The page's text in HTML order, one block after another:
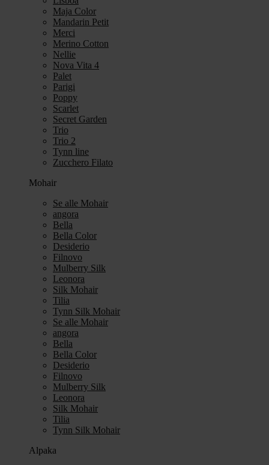
Maja Color
Mandarin Petit
Merci
Merino Cotton
Nellie
Nova Vita 4
Palet
Parigi
Poppy
Scarlet
Secret Garden
Trio
Trio 2
Tynn line
Zucchero Filato
Mohair
Se alle Mohair
angora
Bella
Bella Color
Desiderio
Filnovo
Mulberry Silk
Leonora
Silk Mohair
Tilia
Tynn Silk Mohair
Se alle Mohair
angora
Bella
Bella Color
Desiderio
Filnovo
Mulberry Silk
Leonora
Silk Mohair
Tilia
Tynn Silk Mohair
Alpaka